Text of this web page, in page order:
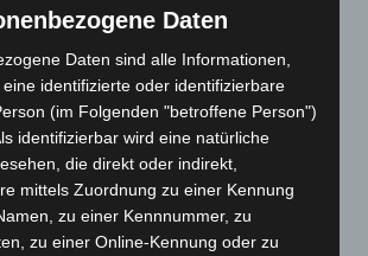
fröhliches Schützenfest 2024!“
zum Hanöversch Festbier
ist eine saisonal gebraute
dem Brauhaus Ernst August, das seit
für das weltgrößte Schützenfest
und ausgeschenkt wird. Das
Daten
Daten sind alle Informationen,
identifizierte oder identifizierbare
(im Folgenden "betroffene Person")
identifizierbar wird eine natürliche
die direkt oder indirekt,
mittels Zuordnung zu einer Kennung
zu einer Kennnummer, zu
zu einer Online-Kennung oder zu